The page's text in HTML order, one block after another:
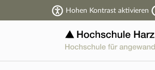
Hohen Kontrast aktivieren